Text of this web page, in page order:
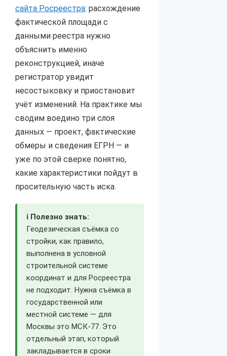
сайта Росреестра: расхождение
фактической площади с
данными реестра нужно
объяснить именно
реконструкцией, иначе
регистратор увидит
несостыковку и приостановит
учёт изменений. На практике мы
сводим воедино три слоя
данных — проект, фактические
обмеры и сведения ЕГРН — и
уже по этой сверке понятно,
какие характеристики пойдут в
просительную часть иска.
ℹ️ Полезно знать:
Геодезическая съёмка со
стройки, как правило,
выполнена в условной
строительной системе
координат и для Росреестра
не подходит. Нужна съёмка в
государственной или
местной системе — для
Москвы это МСК-77. Это
отдельный этап, который
закладывается в сроки